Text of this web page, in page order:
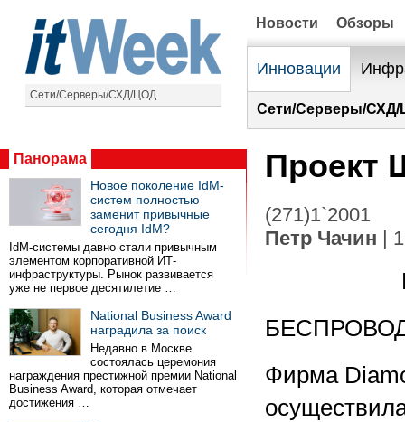
Сети/Серверы/СХД/ЦОД
Новости Обзоры
Инновации
Сети/Серверы/
Панорама
Новое поколение IdM-
систем полностью
заменит привычные
сегодня IdM?
IdM-системы давно стали привычным
элементом корпоративной ИТ-
инфраструктуры. Рынок развивается
уже не первое десятилетие …
National Business Award
наградила за поиск
Недавно в Москве
состоялась церемония
награждения престижной премии National
Business Award, которая отмечает
достижения …
Проект
(271)1`2001
Петр Чачин |
Фирма